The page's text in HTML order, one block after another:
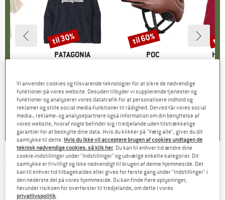
pris
€
MÆRKE
PATAGONIA
Pris
54,95 € Nedsat pris
fra 38,47 €
+1
4,6(47)
Rabat
til 30%
MÆRKE
POC
Pris
159,95 € Nedsat pris
fra 63,98 €
5,0(3)
Rabat
til 60% til
EASY CAMP -Jerry Can - Vandbeholdere
(0)
Vi anvender cookies og tilsvarende teknologier for at sikre de nødvendige
funktioner på vores website. Desuden tilbyder vi supplerende tjenester og
funktioner og analyserer vores datatrafik for at personalisere indhold og
reklamer og stille social media-funktioner til rådighed. Derved får vores social
media-, reklame- og analysepartnere også information om din benyttelse af
vores website, hvoraf nogle befinder sig i tredjelande uden tilstrækkelige
garantier for at beskytte dine data. Hvis du klikker på "Vælg alle", giver du dit
samtykke til dette. Hvis du ikke vil acceptere brugen af cookies undtagen de
teknisk nødvendige cookies, så klik her . Du kan til enhver tid ændre dine
cookie-indstillinger under "Indstillinger" og udvælge enkelte kategorier. Dit
samtykke er frivilligt og ikke nødvendigt til brugen af denne hjemmeside. Det
kan til enhver tid tilbagekaldes eller gives for første gang under "Indstillinger" i
den nederste del på vores hjemmeside. Du kan finde flere oplysninger,
herunder risikoen for overførsler til tredjelande, om dette i vores
privatlivspolitik